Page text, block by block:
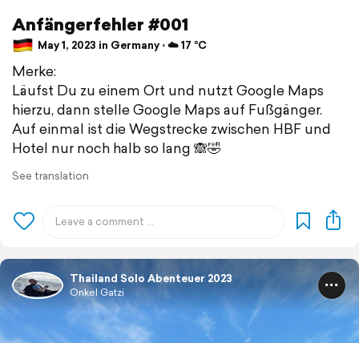
Anfängerfehler #001
May 1, 2023 in Germany ⋅ ☁️ 17 °C
Merke:
Läufst Du zu einem Ort und nutzt Google Maps
hierzu, dann stelle Google Maps auf Fußgänger.
Auf einmal ist die Wegstrecke zwischen HBF und
Hotel nur noch halb so lang 🙈🤣
See translation
Thailand Solo Abenteuer 2023
Onkel Gatzi